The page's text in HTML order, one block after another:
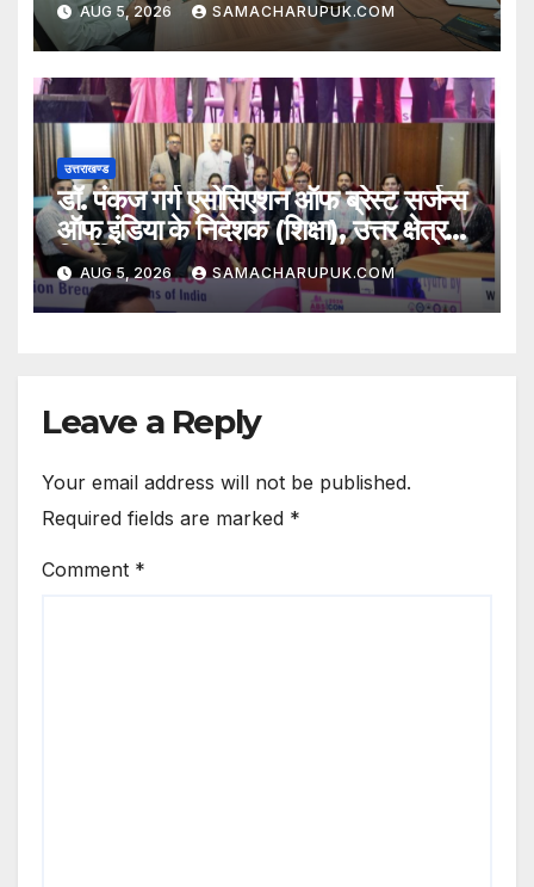
AUG 5, 2026 SAMACHARUPUK.COM
उत्तराखण्ड
डॉ. पंकज गर्ग एसोसिएशन ऑफ ब्रेस्ट सर्जन्स
ऑफ इंडिया के निदेशक (शिक्षा), उत्तर क्षेत्र
निर्वाचित
AUG 5, 2026 SAMACHARUPUK.COM
Leave a Reply
Your email address will not be published.
Required fields are marked *
Comment *